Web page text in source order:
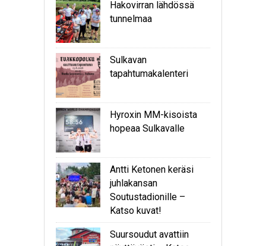
Hakovirran lähdössä
tunnelmaa
Sulkavan
tapahtumakalenteri
Hyroxin MM-kisoista
hopeaa Sulkavalle
Antti Ketonen keräsi
juhlakansan
Soutustadionille –
Katso kuvat!
Suursoudut avattiin